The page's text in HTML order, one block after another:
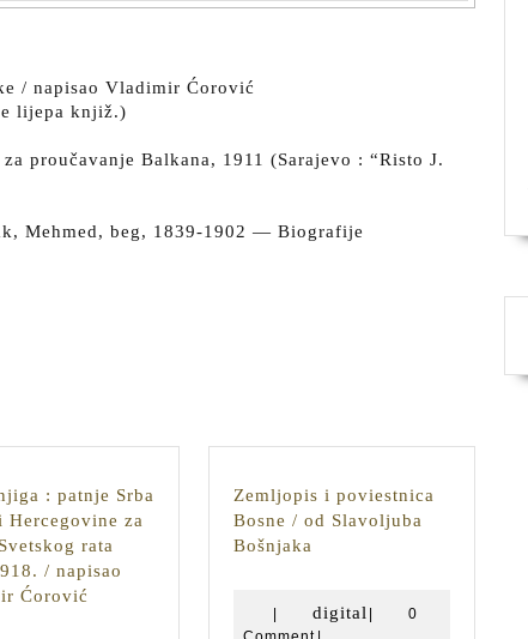
/ napisao Vladimir Ćorović
lijepa knjiž.)
proučavanje Balkana, 1911 (Sarajevo : “Risto J.
Mehmed, beg, 1839-1902 — Biografije
: patnje Srba
Hercegovine za
rata
/ napisao
Ćorović
Zemljopis i poviestnica
Bosne / od Slavoljuba
Bošnjaka
Bosne
digital digital
0